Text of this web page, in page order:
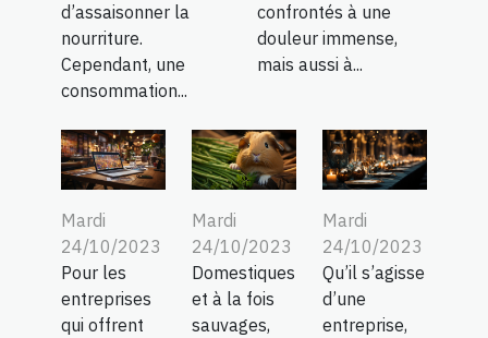
d’assaisonner la
nourriture.
Cependant, une
consommation...
confrontés à une
douleur immense,
mais aussi à...
Mardi
24/10/2023
Pour les
entreprises
qui offrent
Mardi
24/10/2023
Domestiques
et à la fois
sauvages,
Mardi
24/10/2023
Qu’il s’agisse
d’une
entreprise,